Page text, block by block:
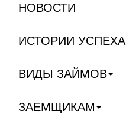
НОВОСТИ
ИСТОРИИ УСПЕХА
ВИДЫ ЗАЙМОВ
ЗАЕМЩИКАМ